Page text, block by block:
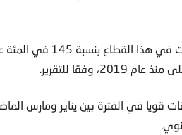
وعلى الصعيد العالمي،